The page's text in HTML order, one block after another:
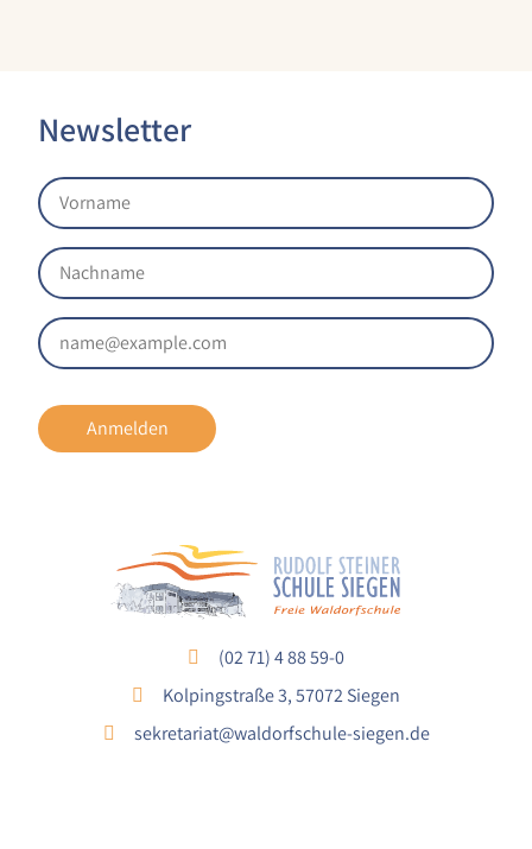
Newsletter
Anmelden
(02 71) 4 88 59-0
Kolpingstraße 3, 57072 Siegen
sekretariat@waldorfschule-siegen.de